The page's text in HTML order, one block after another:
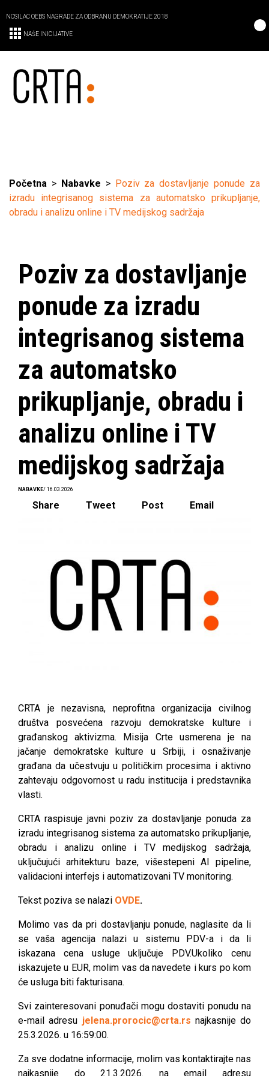
NOSILAC OEBS NAGRADE ZA ODBRANU DEMOKRATIJE 2018
NAŠE INICIJATIVE
Početna > Nabavke > Poziv za dostavljanje ponude za
izradu integrisanog sistema za automatsko prikupljanje,
obradu i analizu online i TV medijskog sadržaja
Poziv za dostavljanje
ponude za izradu
integrisanog sistema
za automatsko
prikupljanje, obradu i
analizu online i TV
medijskog sadržaja
NABAVKE/ 16.03.2026
Share Tweet Post Email
CRTA je nezavisna, neprofitna organizacija civilnog
društva posvećena razvoju demokratske kulture i
građanskog aktivizma. Misija Crte usmerena je na
jačanje demokratske kulture u Srbiji, i osnaživanje
građana da učestvuju u političkim procesima i aktivno
zahtevaju odgovornost u radu institucija i predstavnika
vlasti.
CRTA raspisuje javni poziv za dostavljanje ponuda za
izradu integrisanog sistema za automatsko prikupljanje,
obradu i analizu online i TV medijskog sadržaja,
uključujući arhitekturu baze, višestepeni AI pipeline,
validacioni interfejs i automatizovani TV monitoring.
Tekst poziva se nalazi OVDE.
Molimo vas da pri dostavljanju ponude, naglasite da li
se vaša agencija nalazi u sistemu PDV-a i da li
iskazana cena usluge uključuje PDV.Ukoliko cenu
iskazujete u EUR, molim vas da navedete i kurs po kom
će usluga biti fakturisana.
Svi zainteresovani ponuđači mogu dostaviti ponudu na
e-mail adresu jelena.prorocic@crta.rs najkasnije do
25.3.2026. u 16:59:00.
Za sve dodatne informacije, molim vas kontaktirajte nas
najkasnije do 21.3.2026. na email adresu